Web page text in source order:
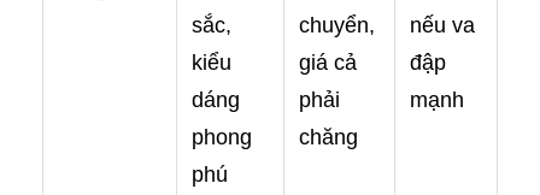
sắc,
kiểu
dáng
phong
phú
chuyển,
giá cả
phải
chăng
nếu va
đập
mạnh